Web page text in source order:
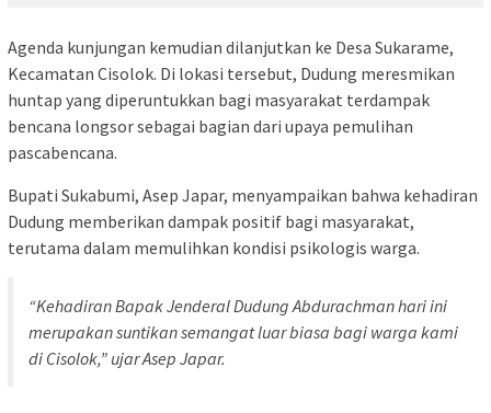
Agenda kunjungan kemudian dilanjutkan ke Desa Sukarame,
Kecamatan Cisolok. Di lokasi tersebut, Dudung meresmikan
huntap yang diperuntukkan bagi masyarakat terdampak
bencana longsor sebagai bagian dari upaya pemulihan
pascabencana.
Bupati Sukabumi, Asep Japar, menyampaikan bahwa kehadiran
Dudung memberikan dampak positif bagi masyarakat,
terutama dalam memulihkan kondisi psikologis warga.
“Kehadiran Bapak Jenderal Dudung Abdurachman hari ini
merupakan suntikan semangat luar biasa bagi warga kami
di Cisolok,” ujar Asep Japar.